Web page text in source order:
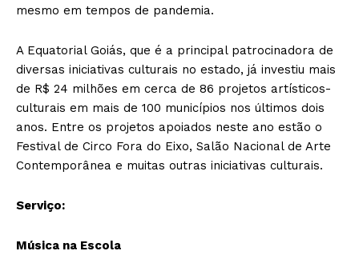
mesmo em tempos de pandemia.
A Equatorial Goiás, que é a principal patrocinadora de
diversas iniciativas culturais no estado, já investiu mais
de R$ 24 milhões em cerca de 86 projetos artísticos-
culturais em mais de 100 municípios nos últimos dois
anos. Entre os projetos apoiados neste ano estão o
Festival de Circo Fora do Eixo, Salão Nacional de Arte
Contemporânea e muitas outras iniciativas culturais.
Serviço:
Música na Escola